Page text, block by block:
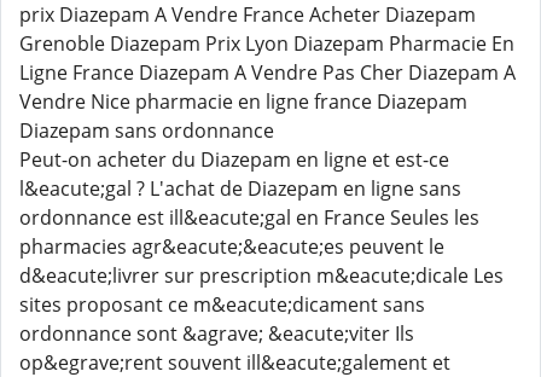
prix Diazepam A Vendre France Acheter Diazepam
Grenoble Diazepam Prix Lyon Diazepam Pharmacie En
Ligne France Diazepam A Vendre Pas Cher Diazepam A
Vendre Nice pharmacie en ligne france Diazepam
Diazepam sans ordonnance
Peut-on acheter du Diazepam en ligne et est-ce
l&eacute;gal ? L'achat de Diazepam en ligne sans
ordonnance est ill&eacute;gal en France Seules les
pharmacies agr&eacute;&eacute;es peuvent le
d&eacute;livrer sur prescription m&eacute;dicale Les
sites proposant ce m&eacute;dicament sans
ordonnance sont &agrave; &eacute;viter Ils
op&egrave;rent souvent ill&eacute;galement et